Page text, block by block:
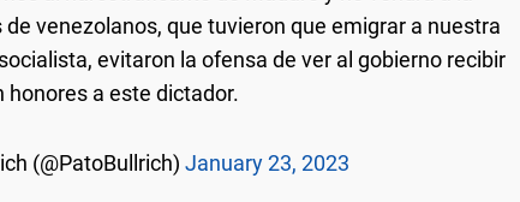
venezolanos, que tuvieron que emigrar a nuestra
evitaron la ofensa de ver al gobierno recibir
honores a este dictador.
(@PatoBullrich) January 23, 2023